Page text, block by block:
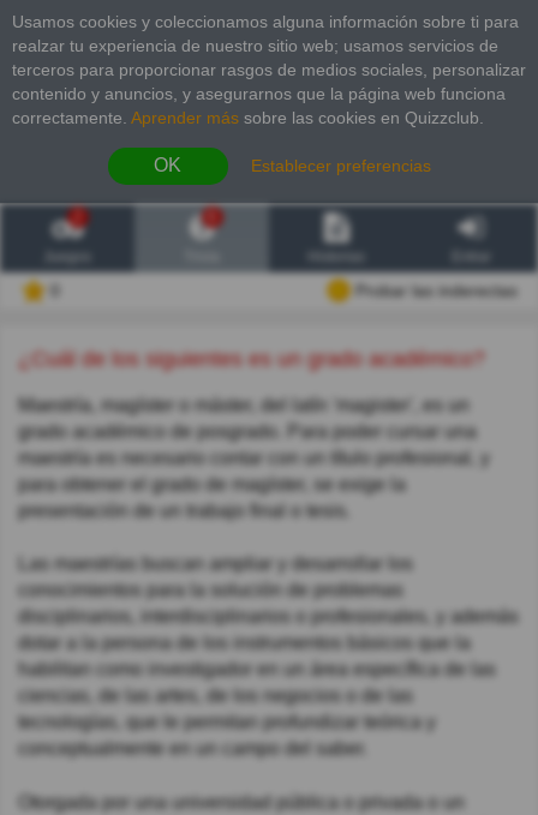
Usamos cookies y coleccionamos alguna información sobre ti para
realzar tu experiencia de nuestro sitio web; usamos servicios de
terceros para proporcionar rasgos de medios sociales, personalizar
contenido y anuncios, y asegurarnos que la página web funciona
correctamente. Aprender más sobre las cookies en Quizzclub.
OK Establecer preferencias
2
Probar las inderectas
¿Cuál de los siguientes es un grado académico?
Maestría, magíster o máster,​ del latín 'magister', es un
grado académico de posgrado. Para poder cursar una
maestría es necesario contar con un título profesional, y
para obtener el grado de magíster, se exige la
presentación de un trabajo final o tesis.
Las maestrías buscan ampliar y desarrollar los
conocimientos para la solución de problemas
disciplinarios, interdisciplinarios o profesionales, y además
dotar a la persona de los instrumentos básicos que la
habilitan como investigador en un área específica de las
ciencias, de las artes, de los negocios o de las
tecnologías, que le permitan profundizar teórica y
conceptualmente en un campo del saber.
Otorgada por una universidad pública o privada o un